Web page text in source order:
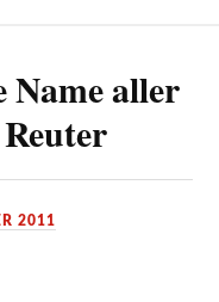
Name aller
2011